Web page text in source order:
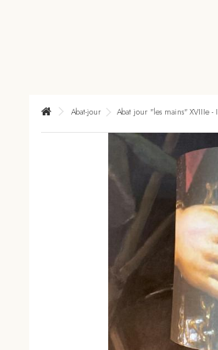
Abat-jour Abat jour "les mains" XVIIIe -